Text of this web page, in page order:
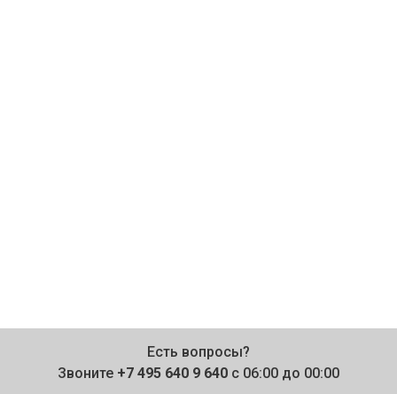
Есть вопросы?
Звоните +7 495 640 9 640 с 06:00 до 00:00